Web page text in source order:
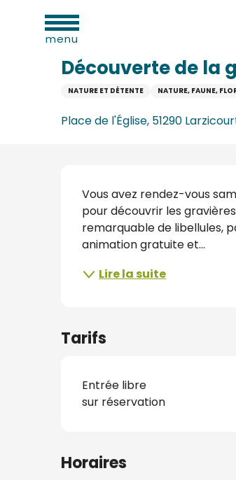
contenumenu
Accueil
Découverte de la
NATURE ET DÉTENTE NATURE, FAUNE,
Place de l'Église, 51290
Description
Vous avez rendez-vous
pour découvrir les
remarquable de libellules,
animation gratuite et...
Lire la suite
Tarifs
Entrée libre
sur réservation
Horaires